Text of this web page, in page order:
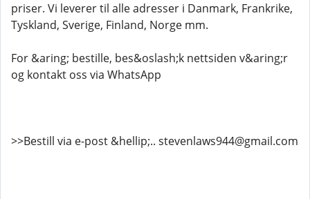
priser. Vi leverer til alle adresser i Danmark, Frankrike,
Tyskland, Sverige, Finland, Norge mm.
For &aring; bestille, bes&oslash;k nettsiden v&aring;r
og kontakt oss via WhatsApp
>>Bestill via e-post &hellip;.. stevenlaws944@gmail.com